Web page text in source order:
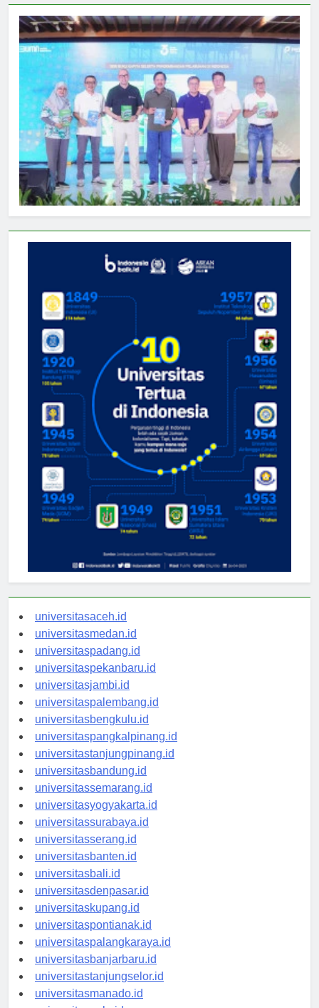
universitasaceh.id
universitasmedan.id
universitaspadang.id
universitaspekanbaru.id
universitasjambi.id
universitaspalembang.id
universitasbengkulu.id
universitaspangkalpinang.id
universitastanjungpinang.id
universitasbandung.id
universitassemarang.id
universitasyogyakarta.id
universitassurabaya.id
universitasserang.id
universitasbanten.id
universitasbali.id
universitasdenpasar.id
universitaskupang.id
universitaspontianak.id
universitaspalangkaraya.id
universitasbanjarbaru.id
universitastanjungselor.id